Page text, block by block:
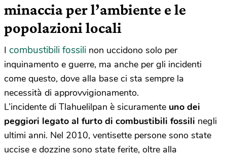
minaccia per l’ambiente e le
popolazioni locali
I combustibili fossili non uccidono solo per
inquinamento e guerre, ma anche per gli incidenti
come questo, dove alla base ci sta sempre la
necessità di approvvigionamento.
L’incidente di Tlahuelilpan è sicuramente uno dei
peggiori legato al furto di combustibili fossili negli
ultimi anni. Nel 2010, ventisette persone sono state
uccise e dozzine sono state ferite, oltre alla